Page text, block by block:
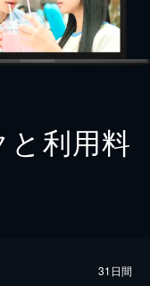
利用料
31日間